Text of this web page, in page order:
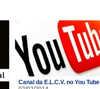
Canal da E.L.C.V. no You Tube